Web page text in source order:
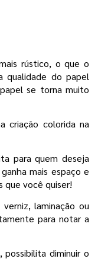
rústico, o que o
qualidade do papel
se torna muito
criação colorida na
para quem deseja
mais espaço e
que você quiser!
laminação ou
para notar a
diminuir o